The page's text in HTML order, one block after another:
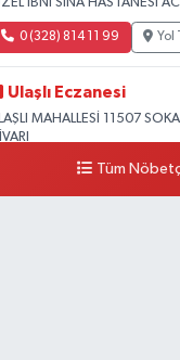
0 (328) 814 11 99 Yol
Ulaşlı Eczanesi
MAHALLESİ 11507
0 (546) 158 81 80 Yol
Tüm